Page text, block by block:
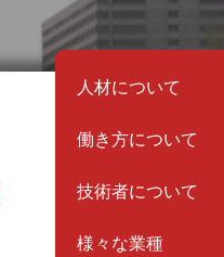
人材について
働き方について
技術者について
様々な業種